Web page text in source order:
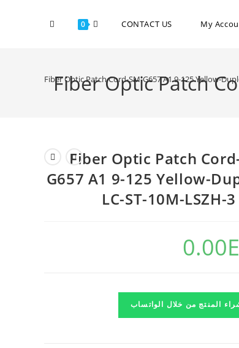
My
CONTACT US
0
Fiber Optic Patch
Fiber Optic Patch Cord-SM-G657 A1 9-125 Yellow-
Fiber Optic Patch
G657 A1 9-125 Yellow-
LC-ST-10M-LSZH-
0.00
المنتج من خلال الواتساب